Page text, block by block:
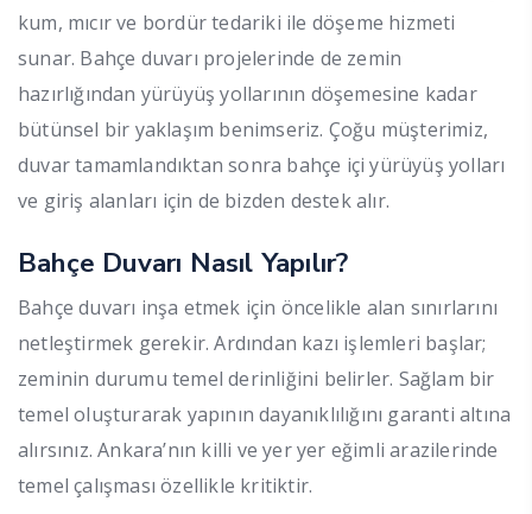
kum, mıcır ve bordür tedariki ile döşeme hizmeti
sunar. Bahçe duvarı projelerinde de zemin
hazırlığından yürüyüş yollarının döşemesine kadar
bütünsel bir yaklaşım benimseriz. Çoğu müşterimiz,
duvar tamamlandıktan sonra bahçe içi yürüyüş yolları
ve giriş alanları için de bizden destek alır.
Bahçe Duvarı Nasıl Yapılır?
Bahçe duvarı inşa etmek için öncelikle alan sınırlarını
netleştirmek gerekir. Ardından kazı işlemleri başlar;
zeminin durumu temel derinliğini belirler. Sağlam bir
temel oluşturarak yapının dayanıklılığını garanti altına
alırsınız. Ankara’nın killi ve yer yer eğimli arazilerinde
temel çalışması özellikle kritiktir.